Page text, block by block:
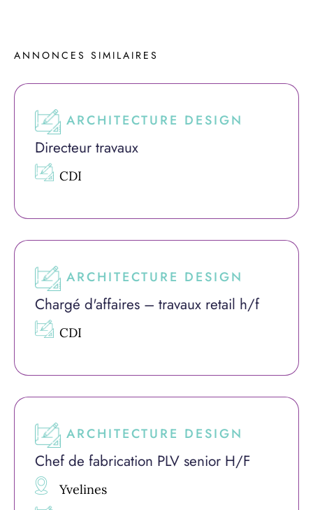
ANNONCES SIMILAIRES
ARCHITECTURE DESIGN
Directeur travaux
CDI
ARCHITECTURE DESIGN
Chargé d'affaires – travaux retail h/f
CDI
ARCHITECTURE DESIGN
Chef de fabrication PLV senior H/F
Yvelines